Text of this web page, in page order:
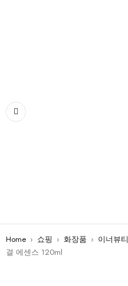
Home › 쇼핑 › 화장품 › 이너뷰티
결 에센스 120ml